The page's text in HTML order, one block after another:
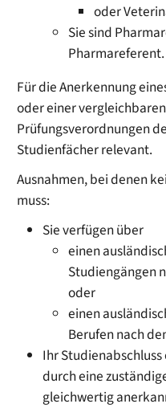
oder
Sie sind
Pharmareferent.
Für die Anerkennung
oder einer
Prüfungsverordnungen
Studienfächer relevant.
Ausnahmen, bei denen
muss:
Sie verfügen über
einen
Studiengängen
oder
einen
Berufen nach
Ihr
durch eine
gleichwertig